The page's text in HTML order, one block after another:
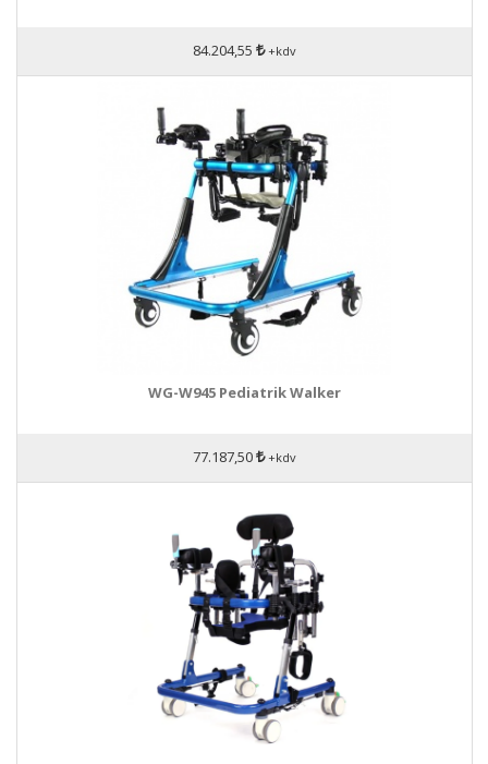
84.204,55 +kdv
WG-W945 Pediatrik Walker
77.187,50 +kdv